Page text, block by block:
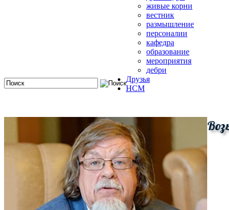
живые корни
вестник
размышление
персоналии
кафедра
образование
мероприятия
дебри
Друзья
HCM